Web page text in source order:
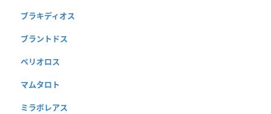
ブラキディオス
ブラントドス
ベリオロス
マムタロト
ミラボレアス